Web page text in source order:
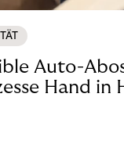
Auto-
Hand in